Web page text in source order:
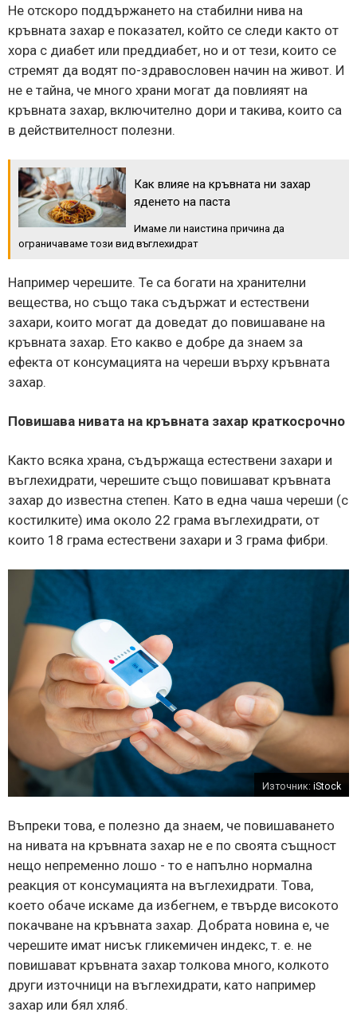
Не отскоро поддържането на стабилни нива на
кръвната захар е показател, който се следи както от
хора с диабет или преддиабет, но и от тези, които се
стремят да водят по-здравословен начин на живот. И
не е тайна, че много храни могат да повлияят на
кръвната захар, включително дори и такива, които са
в действителност полезни.
Как влияе на кръвната ни захар
яденето на паста
Имаме ли наистина причина да
ограничаваме този вид въглехидрат
Например черешите. Те са богати на хранителни
вещества, но също така съдържат и естествени
захари, които могат да доведат до повишаване на
кръвната захар. Ето какво е добре да знаем за
ефекта от консумацията на череши върху кръвната
захар.
Повишава нивата на кръвната захар краткосрочно
Както всяка храна, съдържаща естествени захари и
въглехидрати, черешите също повишават кръвната
захар до известна степен. Като в една чаша череши (с
костилките) има около 22 грама въглехидрати, от
които 18 грама естествени захари и 3 грама фибри.
Източник: iStock
Въпреки това, е полезно да знаем, че повишаването
на нивата на кръвната захар не е по своята същност
нещо непременно лошо - то е напълно нормална
реакция от консумацията на въглехидрати. Това,
което обаче искаме да избегнем, е твърде високото
покачване на кръвната захар. Добрата новина е, че
черешите имат нисък гликемичен индекс, т. е. не
повишават кръвната захар толкова много, колкото
други източници на въглехидрати, като например
захар или бял хляб.